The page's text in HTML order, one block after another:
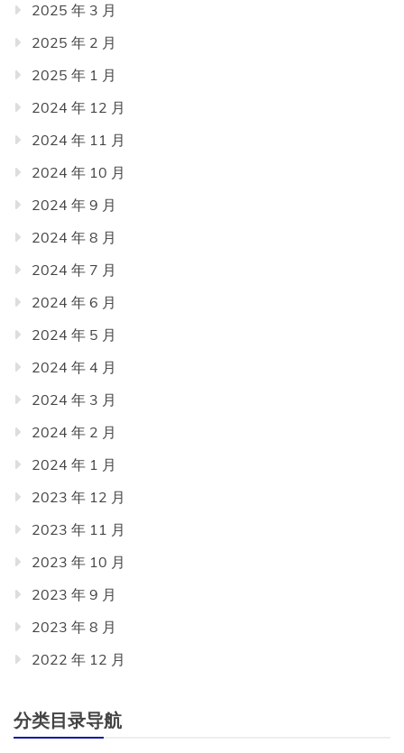
2025 年 3 月
2025 年 2 月
2025 年 1 月
2024 年 12 月
2024 年 11 月
2024 年 10 月
2024 年 9 月
2024 年 8 月
2024 年 7 月
2024 年 6 月
2024 年 5 月
2024 年 4 月
2024 年 3 月
2024 年 2 月
2024 年 1 月
2023 年 12 月
2023 年 11 月
2023 年 10 月
2023 年 9 月
2023 年 8 月
2022 年 12 月
分类目录导航